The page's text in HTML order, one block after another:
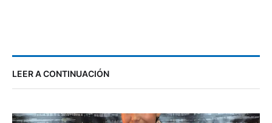
LEER A CONTINUACIÓN